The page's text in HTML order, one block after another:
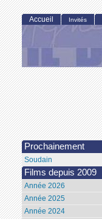
Accueil Invités
Prochainement
Soudain
Films depuis 2009
Année 2026
Année 2025
Année 2024